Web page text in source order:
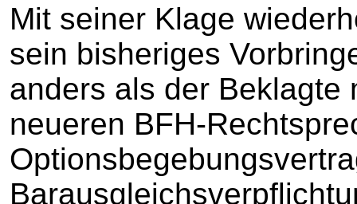
Mit seiner Klage
sein bisheriges
anders als der Beklagte
neueren BFH-